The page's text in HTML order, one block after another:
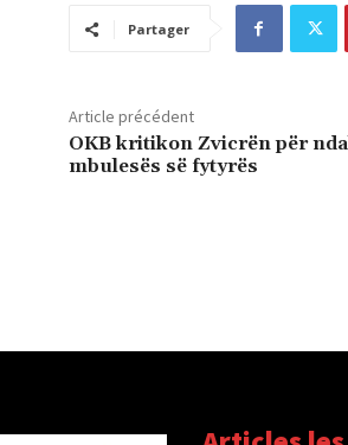
Partager
Article précédent
OKB kritikon Zvicrën për
mbulesës së fytyrës